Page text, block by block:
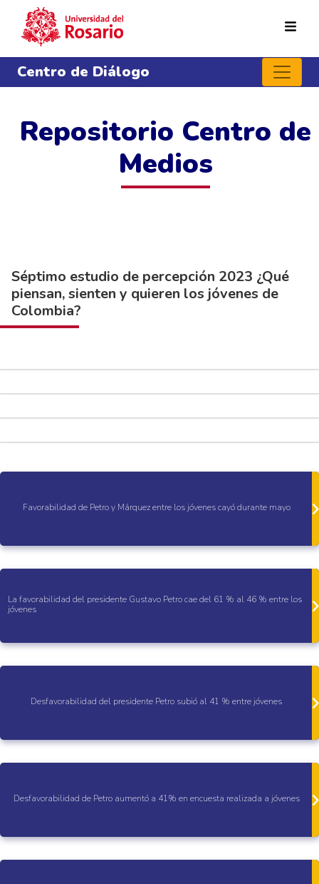
Pasar al contenido principal
Centro de Diálogo
Repositorio Centro de
Medios
Séptimo estudio de percepción 2023 ¿Qué
piensan, sienten y quieren los jóvenes de
Colombia?
Favorabilidad de Petro y Márquez entre los jóvenes cayó durante mayo
La favorabilidad del presidente Gustavo Petro cae del 61 % al 46 % entre los
jóvenes
Desfavorabilidad del presidente Petro subió al 41 % entre jóvenes
Desfavorabilidad de Petro aumentó a 41% en encuesta realizada a jóvenes